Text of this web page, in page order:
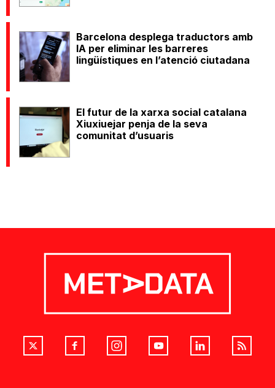
Barcelona desplega traductors amb
IA per eliminar les barreres
lingüístiques en l’atenció ciutadana
El futur de la xarxa social catalana
Xiuxiuejar penja de la seva
comunitat d’usuaris